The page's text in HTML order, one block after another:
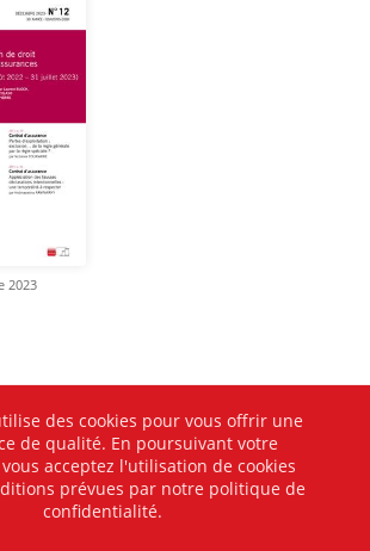
2023
des cookies pour vous offrir une
de qualité. En poursuivant votre
acceptez l'utilisation de cookies
prévues par notre politique de
confidentialité.